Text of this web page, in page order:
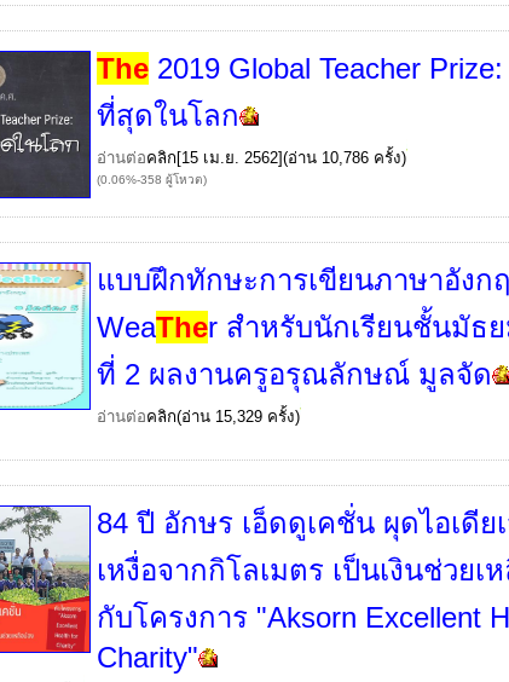
The 2019 Global Teacher
ที่สุดในโลก
อ่านต่อคลิก[15 เม.ย. 2562](อ่าน 10,786 ครั้ง)
(0.06%-358 ผู้โหวต)
แบบฝึกทักษะการเขียนภาษาอังกฤ
WeaTher สำหรับนักเรียนชั้นมัธ
ที่ 2 ผลงานครูอรุณลักษณ์ มูลจัด
อ่านต่อคลิก(อ่าน 15,329 ครั้ง)
84 ปี อักษร เอ็ดดูเคชั่น ผุดไอเดีย
เหงื่อจากกิโลเมตร เป็นเงินช่วยเ
กับโครงการ "Aksorn Excellent
Charity"